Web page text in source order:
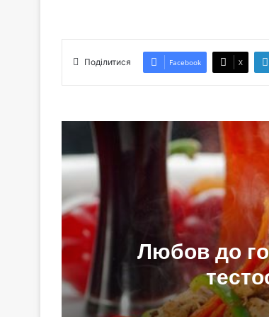
Поділитися Facebook X
Любов до